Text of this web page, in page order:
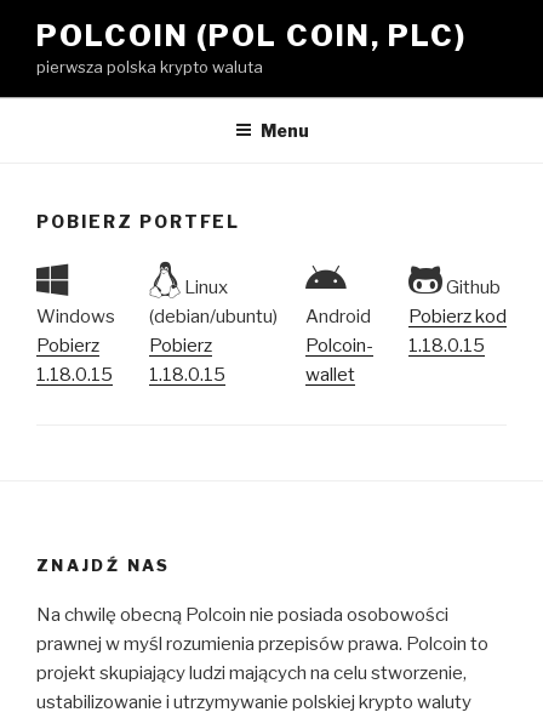
treści
POLCOIN (POL COIN, PLC)
pierwsza polska krypto waluta
Menu
POBIERZ PORTFEL
Windows
Pobierz
1.18.0.15
Linux
(debian/ubuntu)
Pobierz
1.18.0.15
Android
Polcoin-
wallet
Github
Pobierz kod
1.18.0.15
ZNAJDŹ NAS
Na chwilę obecną Polcoin nie posiada osobowości
prawnej w myśl rozumienia przepisów prawa. Polcoin to
projekt skupiający ludzi mających na celu stworzenie,
ustabilizowanie i utrzymywanie polskiej krypto waluty